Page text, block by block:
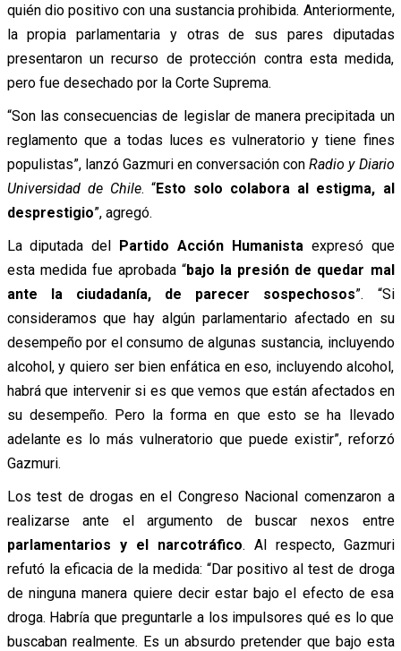
quién dio positivo con una sustancia prohibida. Anteriormente,
la propia parlamentaria y otras de sus pares diputadas
presentaron un recurso de protección contra esta medida,
pero fue desechado por la Corte Suprema.
“Son las consecuencias de legislar de manera precipitada un
reglamento que a todas luces es vulneratorio y tiene fines
populistas”, lanzó Gazmuri en conversación conRadio y Diario
Universidad de Chile. “Esto solo colabora al estigma, al
desprestigio”, agregó.
La diputada del Partido Acción Humanista expresó que
esta medida fue aprobada “bajo la presión de quedar mal
ante la ciudadanía, de parecer sospechosos”. “Si
consideramos que hay algún parlamentario afectado en su
desempeño por el consumo de algunas sustancia, incluyendo
alcohol, y quiero ser bien enfática en eso, incluyendo alcohol,
habrá que intervenir si es que vemos que están afectados en
su desempeño. Pero la forma en que esto se ha llevado
adelante es lo más vulneratorio que puede existir”, reforzó
Gazmuri.
Los test de drogas en el Congreso Nacional comenzaron a
realizarse ante el argumento de buscar nexos entre
parlamentarios y el narcotráfico. Al respecto, Gazmuri
refutó la eficacia de la medida: “Dar positivo al test de droga
de ninguna manera quiere decir estar bajo el efecto de esa
droga. Habría que preguntarle a los impulsores qué es lo que
buscaban realmente. Es un absurdo pretender que bajo esta